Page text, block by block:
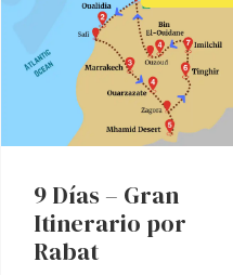
9 Días – Gran
Itinerario por
Rabat